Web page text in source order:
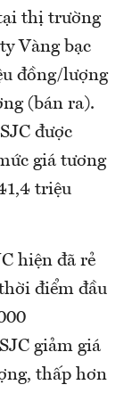
thị trường
Vàng bạc
đồng/lượng
(bán ra).
được
giá tương
triệu
hiện đã rẻ
điểm đầu
giảm giá
thấp hơn